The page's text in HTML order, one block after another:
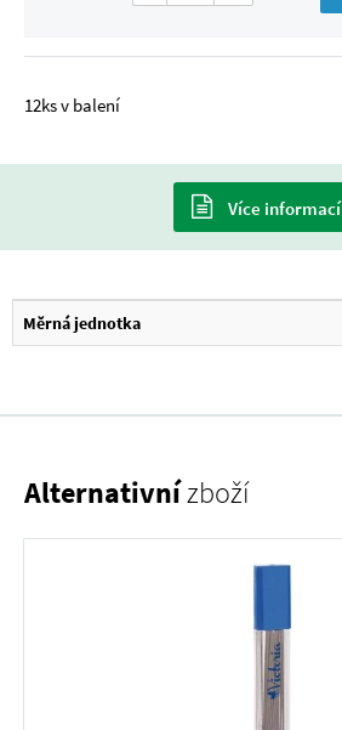
12ks v balení
Více informací
Měrná jednotka
Alternativnízboží